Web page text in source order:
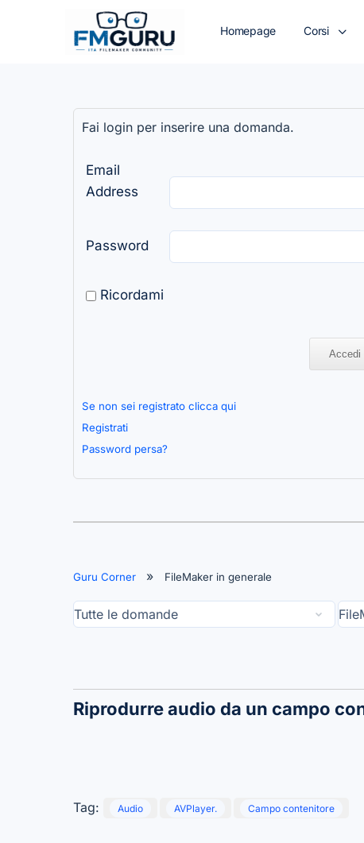
Homepage Corsi
Fai login per inserire una domanda.
Email
Address
Password
Ricordami
Se non sei registrato clicca qui
Registrati
Password persa?
Guru Corner FileMaker in generale
Riprodurre audio da un campo
Tag: Audio AVPlayer. Campo contenitore